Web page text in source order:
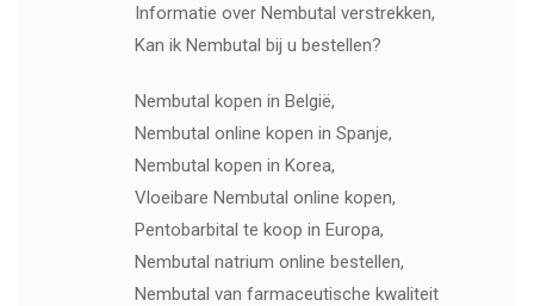
Informatie over Nembutal verstrekken,
Kan ik Nembutal bij u bestellen?
Nembutal kopen in België,
Nembutal online kopen in Spanje,
Nembutal kopen in Korea,
Vloeibare Nembutal online kopen,
Pentobarbital te koop in Europa,
Nembutal natrium online bestellen,
Nembutal van farmaceutische kwaliteit